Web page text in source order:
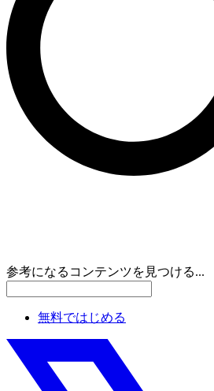
参考になるコンテンツを見つける...
無料ではじめる